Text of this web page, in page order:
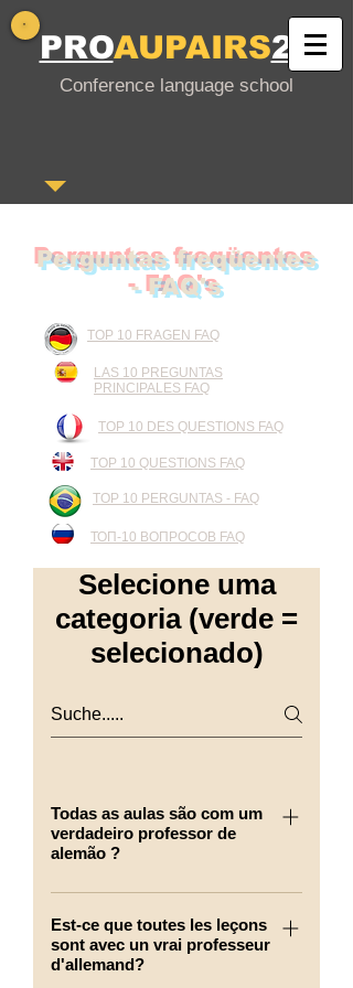
PROAUPAIRS24
Conference language school
Perguntas freqüentes
- FAQ's
TOP 10 FRAGEN FAQ
LAS 10 PREGUNTAS
PRINCIPALES FAQ
TOP 10 DES QUESTIONS FAQ
TOP 10 QUESTIONS FAQ
TOP 10 PERGUNTAS - FAQ
ТОП-10 ВОПРОСОВ FAQ
Selecione uma
categoria (verde =
selecionado)
Todas as aulas são com um
verdadeiro professor de
alemão ?
Sim, No Poraupairs24.com não
há nada mais do que aulas com
um professor nativo de alemão
Est-ce que toutes les leçons
sont avec un vrai professeur
d'allemand?